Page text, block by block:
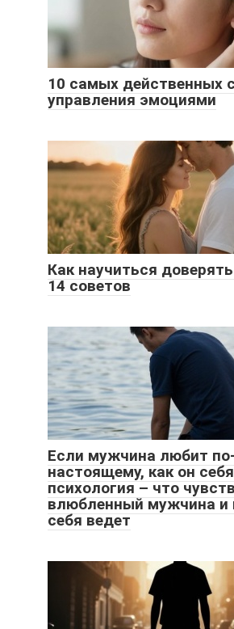
10 самых действенных
управления эмоциями
Как научиться
14 советов
Если мужчина любит по-
настоящему, как он
психология – что
влюбленный мужчина и
себя ведет